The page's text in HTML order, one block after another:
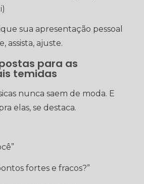
sua apresentação pessoal
assista, ajuste.
para as
temidas
nunca saem de moda. E
elas, se destaca.
pontos fortes e fracos?”